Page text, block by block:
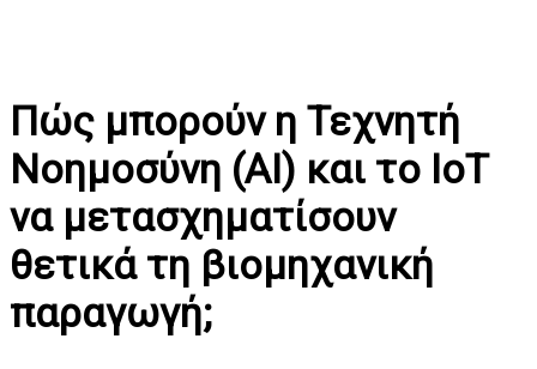
Πώς μπορούν η Τεχνητή
Νοημοσύνη (AI) και το IoT
να μετασχηματίσoυν
θετικά τη βιομηχανική
παραγωγή;